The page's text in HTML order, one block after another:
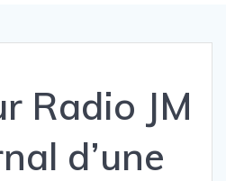
Radio JM
d’une